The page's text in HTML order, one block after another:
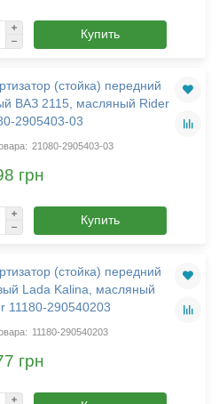
Купить
(стойка) передний
ВАЗ 2115, масляный Rider
2905403-03
21080-2905403-03
грн
Купить
(стойка) передний
Lada Kalina, масляный
11180-290540203
11180-290540203
грн